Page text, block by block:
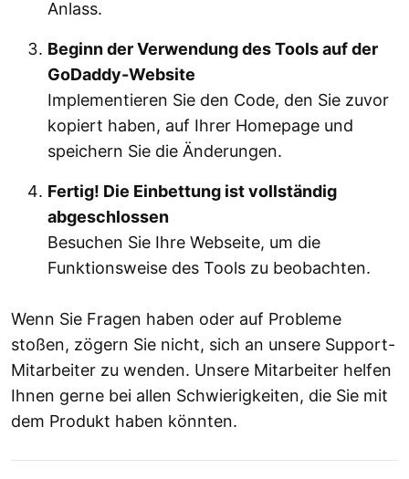
Anlass.
Beginn der Verwendung des Tools auf der
GoDaddy-Website
Implementieren Sie den Code, den Sie zuvor
kopiert haben, auf Ihrer Homepage und
speichern Sie die Änderungen.
Fertig! Die Einbettung ist vollständig
abgeschlossen
Besuchen Sie Ihre Webseite, um die
Funktionsweise des Tools zu beobachten.
Wenn Sie Fragen haben oder auf Probleme
stoßen, zögern Sie nicht, sich an unsere Support-
Mitarbeiter zu wenden. Unsere Mitarbeiter helfen
Ihnen gerne bei allen Schwierigkeiten, die Sie mit
dem Produkt haben könnten.